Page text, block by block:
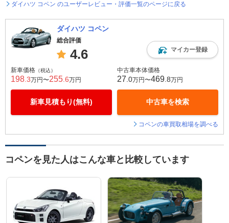
ダイハツ コペン のユーザーレビュー・評価一覧のページに戻る
ダイハツ コペン
総合評価
4.6 マイカー登録
新車価格 （税込）
198 .3万円〜255 .6万円
新車見積もり(無料)
中古車本体価格
27 .0万円〜469 .8万円
中古車を検索
コペンの車買取相場を調べる
コペンを見た人はこんな車と比較しています